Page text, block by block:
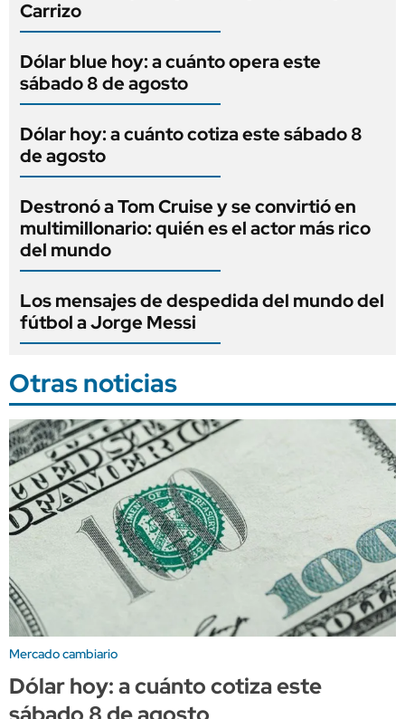
Carrizo
Dólar blue hoy: a cuánto opera este
sábado 8 de agosto
Dólar hoy: a cuánto cotiza este sábado 8
de agosto
Destronó a Tom Cruise y se convirtió en
multimillonario: quién es el actor más rico
del mundo
Los mensajes de despedida del mundo del
fútbol a Jorge Messi
Otras noticias
Mercado cambiario
Dólar hoy: a cuánto cotiza este